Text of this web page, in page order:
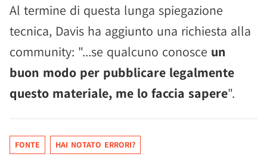
Al termine di questa lunga spiegazione
tecnica, Davis ha aggiunto una richiesta alla
community: "...se qualcuno conosce un
buon modo per pubblicare legalmente
questo materiale, me lo faccia sapere".
FONTE HAI NOTATO ERRORI?